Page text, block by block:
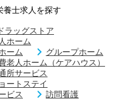
養士求人を探す
ラッグストア
ホーム
ーム
グループホーム
老人ホーム（ケアハウス）
所サービス
ートステイ
ビス
訪問看護